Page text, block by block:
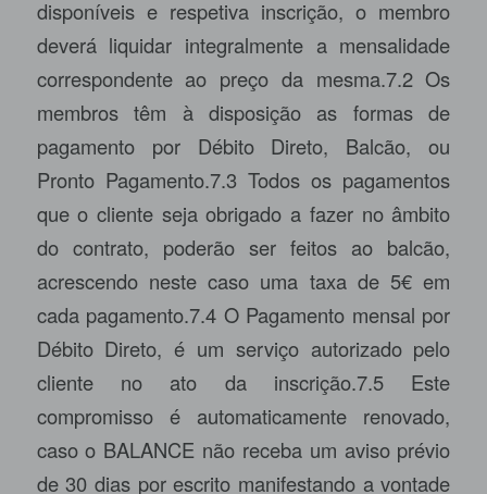
disponíveis e respetiva inscrição, o membro
deverá liquidar integralmente a mensalidade
correspondente ao preço da mesma.7.2 Os
membros têm à disposição as formas de
pagamento por Débito Direto, Balcão, ou
Pronto Pagamento.7.3 Todos os pagamentos
que o cliente seja obrigado a fazer no âmbito
do contrato, poderão ser feitos ao balcão,
acrescendo neste caso uma taxa de 5€ em
cada pagamento.7.4 O Pagamento mensal por
Débito Direto, é um serviço autorizado pelo
cliente no ato da inscrição.7.5 Este
compromisso é automaticamente renovado,
caso o BALANCE não receba um aviso prévio
de 30 dias por escrito manifestando a vontade